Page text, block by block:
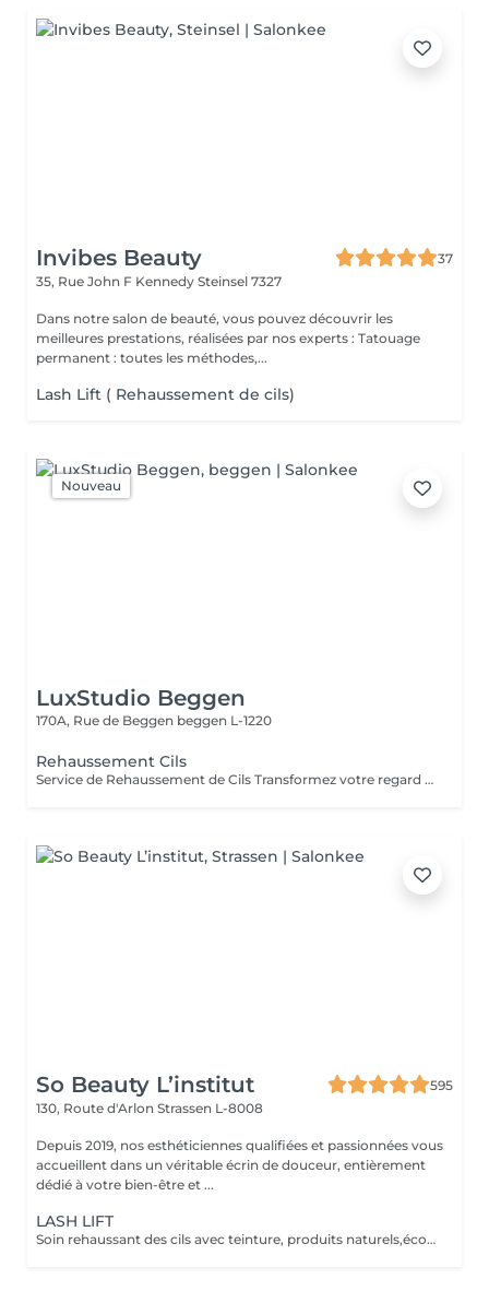
Invibes Beauty
37
35, Rue John F Kennedy Steinsel 7327
Dans notre salon de beauté, vous pouvez découvrir les
meilleures prestations, réalisées par nos experts : Tatouage
permanent : toutes les méthodes,...
Lash Lift ( Rehaussement de cils)
Nouveau
LuxStudio Beggen
170A, Rue de Beggen beggen L-1220
Rehaussement Cils
Service de Rehaussement de Cils Transformez votre regard avec notre service de rehaussement de cils, disponible avec ou sans teinture. Notre technique avancée inclut : - *Courbure Durable* : Nous sublimons vos cils naturels en leur apportant une courbure élégante et durable. - *Option avec Teinture* : Pour un effet encore plus spectaculaire, ajoutez de la couleur à vos cils, vous libérant ainsi de l'utilisation quotidienne de mascara. - *Hydratation Incluse* : Nos traitements incluent une hydratation profonde, garantissant des cils sains et forts. ### Entretien Pour maintenir l'effet souhaité et éviter d'endommager vos cils, nous recommandons de refaire le traitement toutes les 4 à 6 semaines. Ainsi, vous assurez un regard toujours éblouissant tout en préservant la santé de vos cils. Prenez rendez-vous dès aujourd'hui et sublimez la beauté naturelle de vos yeux !
So Beauty L’institut
595
130, Route d'Arlon Strassen L-8008
Depuis 2019, nos esthéticiennes qualifiées et passionnées vous
accueillent dans un véritable écrin de douceur, entièrement
dédié à votre bien-être et ...
LASH LIFT
Soin rehaussant des cils avec teinture, produits naturels,écocertifiés, et sans ammoniaque. Durée 6-8 semaines, compatible avec la grossesse.